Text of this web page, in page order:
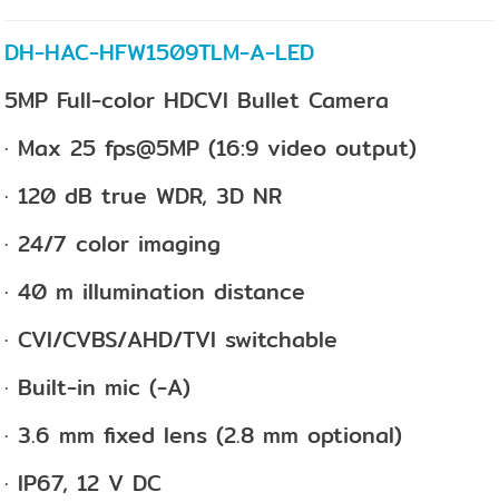
DH-HAC-HFW1509TLM-A-LED
5MP Full-color HDCVI Bullet Camera
· Max 25 fps@5MP (16:9 video output)
· 120 dB true WDR, 3D NR
· 24/7 color imaging
· 40 m illumination distance
· CVI/CVBS/AHD/TVI switchable
· Built-in mic (-A)
· 3.6 mm fixed lens (2.8 mm optional)
· IP67, 12 V DC